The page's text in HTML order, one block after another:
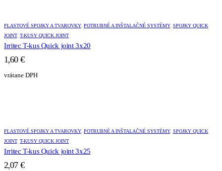
PLASTOVÉ SPOJKY A TVAROVKY, POTRUBNÉ A INŠTALAČNÉ SYSTÉMY, SPOJKY QUICK
JOINT, T-KUSY QUICK JOINT
Irritec T-kus Quick joint 3x20
1,60 €
vrátane DPH
PLASTOVÉ SPOJKY A TVAROVKY, POTRUBNÉ A INŠTALAČNÉ SYSTÉMY, SPOJKY QUICK
JOINT, T-KUSY QUICK JOINT
Irritec T-kus Quick joint 3x25
2,07 €